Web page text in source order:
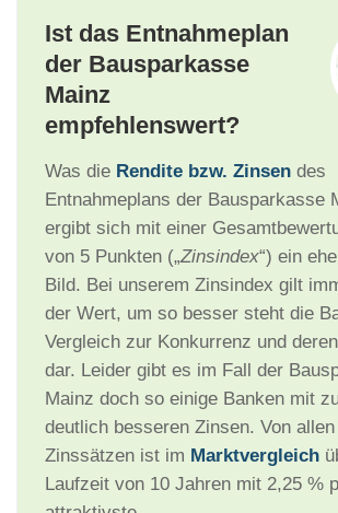
Ist das Entnahmeplan
der Bausparkasse
Mainz
empfehlenswert?
Was die Rendite bzw. Zinsen des
Entnahmeplans der Bausparkasse
ergibt sich mit einer
von 5 Punkten („Zinsindex“) ein
Bild. Bei unserem Zinsindex gilt
der Wert, um so besser steht die
Vergleich zur Konkurrenz und
dar. Leider gibt es im Fall der
Mainz doch so einige Banken mit
deutlich besseren Zinsen. Von
Zinssätzen ist im Marktvergleich
Laufzeit von 10 Jahren mit 2,25 %